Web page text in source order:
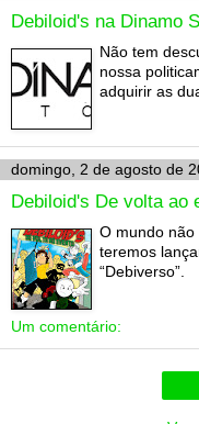
Debiloid's na Dinamo
Não tem
nossa
adquirir as
domingo, 2 de agosto de
Debiloid's De volta ao
O mundo não
teremos
Um comentário: